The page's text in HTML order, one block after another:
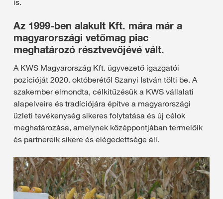
Az 1999-ben alakult Kft. mára már a
magyarországi vetőmag piac
meghatározó résztvevőjévé vált.
A KWS Magyarország Kft. ügyvezető igazgatói
pozícióját 2020. októberétől Szanyi István tölti be. A
szakember elmondta, célkitűzésük a KWS vállalati
alapelveire és tradíciójára építve a magyarországi
üzleti tevékenység sikeres folytatása és új célok
meghatározása, amelynek középpontjában termelőik
és partnereik sikere és elégedettsége áll.